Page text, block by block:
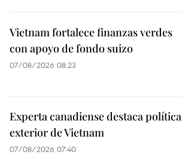
Vietnam fortalece finanzas verdes
con apoyo de fondo suizo
07/08/2026 08:23
Experta canadiense destaca política
exterior de Vietnam
07/08/2026 07:40